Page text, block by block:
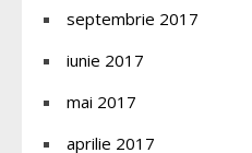
septembrie 2017
iunie 2017
mai 2017
aprilie 2017